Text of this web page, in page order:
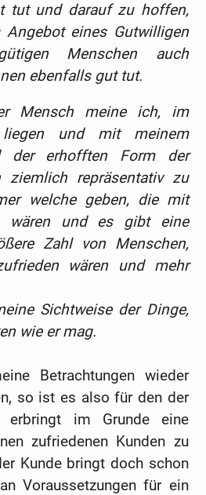
tut und darauf zu hoffen,
Angebot eines Gutwilligen
Menschen auch
ebenfalls gut tut.
Mensch meine ich, im
und mit meinem
der erhofften Form der
ziemlich repräsentativ zu
welche geben, die mit
wären und es gibt eine
Zahl von Menschen,
wären und mehr
Sichtweise der Dinge,
wie er mag.
Betrachtungen wieder
so ist es also für den der
erbringt im Grunde eine
zufriedenen Kunden zu
Kunde bringt doch schon
Voraussetzungen für ein